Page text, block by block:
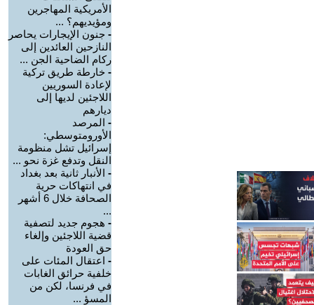
الأمريكية المهاجرين
ومؤيديهم؟ ...
- جنون الإيجارات يحاصر
النازحين العائدين إلى
ركام الضاحية الجن ...
- خارطة طريق تركية
لإعادة السوريين
اللاجئين لديها إلى
ديارهم
- المرصد
الأورومتوسطي:
إسرائيل تشل منظومة
النقل وتدفع غزة نحو ...
- الأنبار ثانية بعد بغداد
في انتهاكات حرية
الصحافة خلال 6 أشهر
...
- هجوم جديد لتصفية
قضية اللاجئين وإلغاء
حق العودة
- اعتقال المئات على
خلفية حرائق الغابات
في فرنسا، لكن من
المسؤ ...